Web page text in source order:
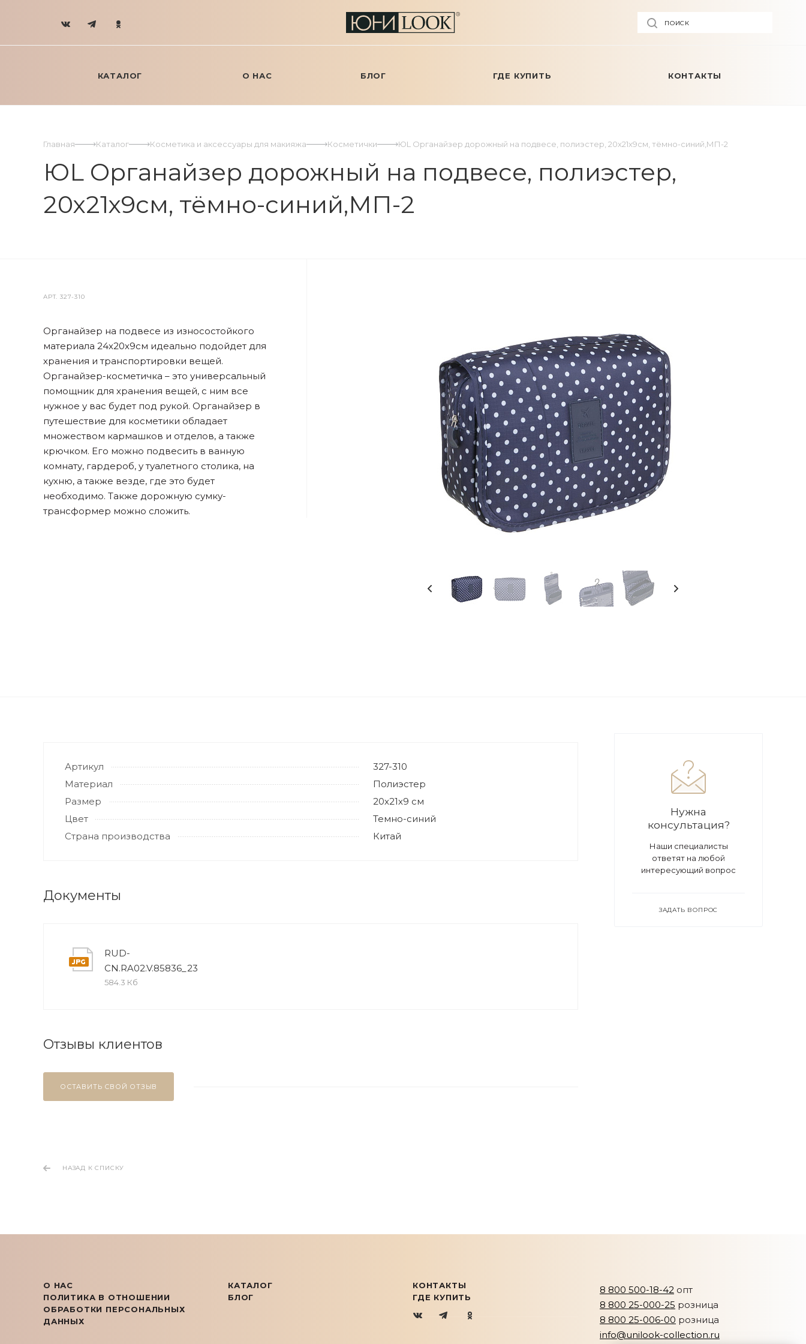
ПОИСК
КАТАЛОГ О НАС БЛОГ ГДЕ КУПИТЬ КОНТАКТЫ
Главная Каталог Косметика и аксессуары для макияжа Косметички ЮL Органайзер дорожный на подвесе, полиэстер, 20х21х9см, тёмно-синий,МП-2
ЮL Органайзер дорожный на подвесе, полиэстер,
20х21х9см, тёмно-синий,МП-2
АРТ.327-310
Органайзер на подвесе из износостойкого
материала 24х20х9см идеально подойдет для
хранения и транспортировки вещей.
Органайзер-косметичка – это универсальный
помощник для хранения вещей, с ним все
нужное у вас будет под рукой. Органайзер в
путешествие для косметики обладает
множеством кармашков и отделов, а также
крючком. Его можно подвесить в ванную
комнату, гардероб, у туалетного столика, на
кухню, а также везде, где это будет
необходимо. Также дорожную сумку-
трансформер можно сложить.
Нужна
консультация?
Наши специалисты
ответят на любой
интересующий вопрос
ЗАДАТЬ ВОПРОС
Артикул
327-310
Материал
Полиэстер
Размер
20х21х9 см
Цвет
Темно-синий
Страна производства
Китай
Документы
RUD-
CN.RA02.V.85836_23
584.3 Кб
Отзывы клиентов
ОСТАВИТЬ СВОЙ ОТЗЫВ
НАЗАД К СПИСКУ
О НАС
ПОЛИТИКА В ОТНОШЕНИИ
ОБРАБОТКИ ПЕРСОНАЛЬНЫХ
ДАННЫХ
КАТАЛОГ
БЛОГ
КОНТАКТЫ
ГДЕ КУПИТЬ
8 800 500-18-42 опт
8 800 25-000-25 розница
8 800 25-006-00 розница
info@unilook-collection.ru